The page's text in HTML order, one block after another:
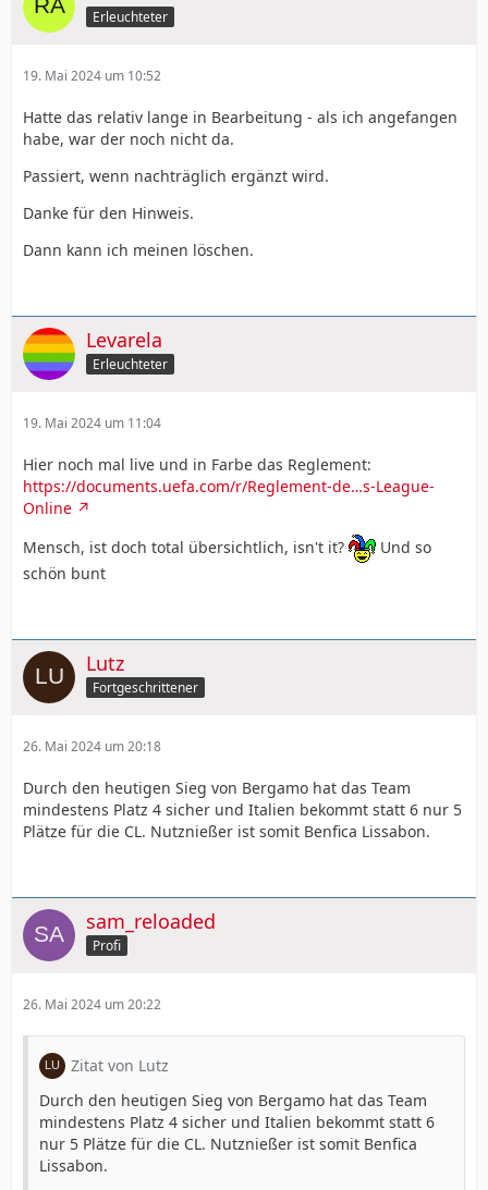
Erleuchteter
19. Mai 2024 um 10:52
Hatte das relativ lange in Bearbeitung - als ich angefangen
habe, war der noch nicht da.
Passiert, wenn nachträglich ergänzt wird.
Danke für den Hinweis.
Dann kann ich meinen löschen.
Levarela
Erleuchteter
19. Mai 2024 um 11:04
Hier noch mal live und in Farbe das Reglement:
https://documents.uefa.com/r/Reglement-de…s-League-
Online
Mensch, ist doch total übersichtlich, isn't it?
Und so
schön bunt
Lutz
Fortgeschrittener
26. Mai 2024 um 20:18
Durch den heutigen Sieg von Bergamo hat das Team
mindestens Platz 4 sicher und Italien bekommt statt 6 nur 5
Plätze für die CL. Nutznießer ist somit Benfica Lissabon.
sam_reloaded
Profi
26. Mai 2024 um 20:22
Zitat von Lutz
Durch den heutigen Sieg von Bergamo hat das Team
mindestens Platz 4 sicher und Italien bekommt statt 6
nur 5 Plätze für die CL. Nutznießer ist somit Benfica
Lissabon.